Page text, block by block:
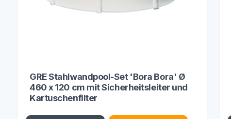
GRE Stahlwandpool-Set 'Bora Bora' Ø
460 x 120 cm mit Sicherheitsleiter und
Kartuschenfilter